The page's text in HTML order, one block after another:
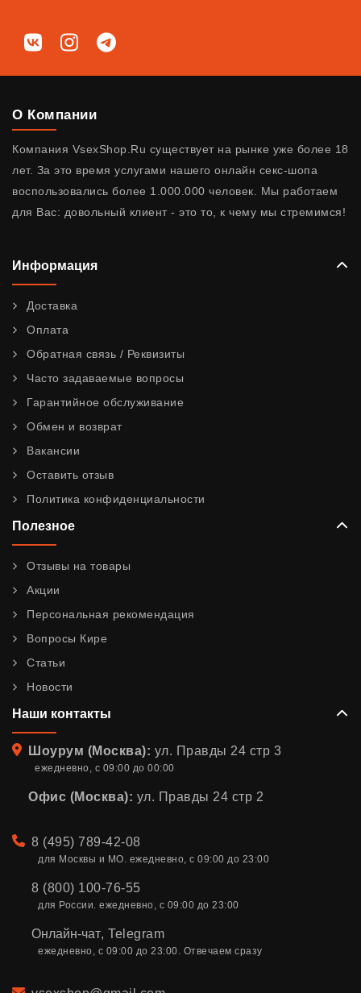
Мы в соц. сетях
ВКонтактеInstagramTelegram
О Компании
Компания VsexShop.Ru существует на рынке уже более 18
лет. За это время услугами нашего онлайн секс-шопа
воспользовались более 1.000.000 человек. Мы работаем
для Вас: довольный клиент - это то, к чему мы стремимся!
Информация
Доставка
Оплата
Обратная связь / Реквизиты
Часто задаваемые вопросы
Гарантийное обслуживание
Обмен и возврат
Вакансии
Оставить отзыв
Политика конфиденциальности
Полезное
Отзывы на товары
Акции
Персональная рекомендация
Вопросы Кире
Статьи
Новости
Наши контакты
Адрес
Шоурум (Москва): ул. Правды 24 стр 3
ежедневно, с 09:00 до 00:00
Офис (Москва): ул. Правды 24 стр 2
Телефон
8 (495) 789-42-08
для Москвы и МО. ежедневно, с 09:00 до 23:00
8 (800) 100-76-55
для России. ежедневно, с 09:00 до 23:00
Онлайн-чат, Telegram
ежедневно, с 09:00 до 23:00. Отвечаем сразу